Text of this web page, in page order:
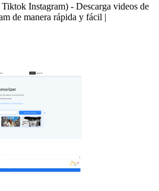
Instagram) - Descarga videos de
de manera rápida y fácil |